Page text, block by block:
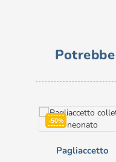
-50%
Pagliaccetto